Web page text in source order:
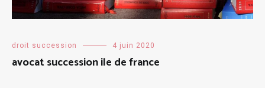
droit succession 4 juin 2020
avocat succession ile de france